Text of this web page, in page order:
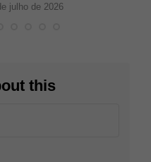
julho de 2026
this